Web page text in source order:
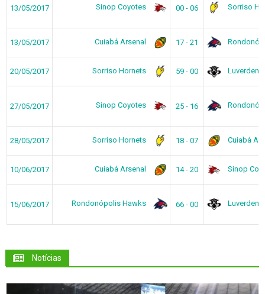
13/05/2017 Sinop Coyotes 00 - 06 Sorriso
13/05/2017 Cuiabá Arsenal 17 - 21
20/05/2017 Sorriso Hornets 59 - 00
27/05/2017 Sinop Coyotes 25 - 16
28/05/2017 Sorriso Hornets 18 - 07 Cuiabá
10/06/2017 Cuiabá Arsenal 14 - 20 Sinop
15/06/2017 Rondonópolis Hawks 66 - 00
Notícias